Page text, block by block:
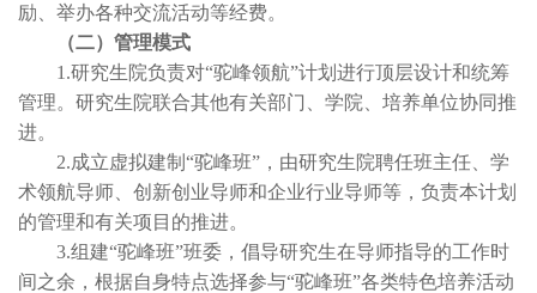
励、举办各种交流活动等经费。
（二）管理模式
1.研究生院负责对“驼峰领航”计划进行顶层设计和统筹
管理。研究生院联合其他有关部门、学院、培养单位协同推
进。
2.成立虚拟建制“驼峰班”，由研究生院聘任班主任、学
术领航导师、创新创业导师和企业行业导师等，负责本计划
的管理和有关项目的推进。
3.组建“驼峰班”班委，倡导研究生在导师指导的工作时
间之余，根据自身特点选择参与“驼峰班”各类特色培养活动